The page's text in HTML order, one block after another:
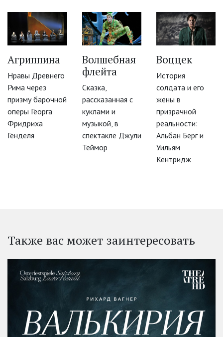
Агриппина
Нравы Древнего
Рима через
призму барочной
оперы Георга
Фридриха
Генделя
Волшебная
флейта
Сказка,
рассказанная с
куклами и
музыкой, в
спектакле Джули
Теймор
Воццек
История
солдата и его
жены в
призрачной
реальности:
Альбан Берг и
Уильям
Кентридж
Также вас может заинтересовать